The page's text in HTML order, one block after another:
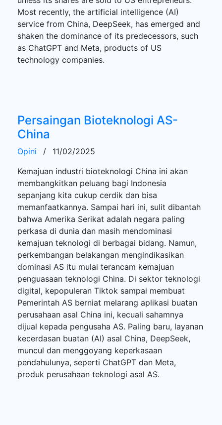
Most recently, the artificial intelligence (AI)
service from China, DeepSeek, has emerged and
shaken the dominance of its predecessors, such
as ChatGPT and Meta, products of US
technology companies.
Persaingan Bioteknologi AS-
China
Opini /
11/02/2025
Kemajuan industri bioteknologi China ini akan
membangkitkan peluang bagi Indonesia
sepanjang kita cukup cerdik dan bisa
memanfaatkannya. Sampai hari ini, sulit dibantah
bahwa Amerika Serikat adalah negara paling
perkasa di dunia dan masih mendominasi
kemajuan teknologi di berbagai bidang. Namun,
perkembangan belakangan mengindikasikan
dominasi AS itu mulai terancam kemajuan
penguasaan teknologi China. Di sektor teknologi
digital, kepopuleran Tiktok sampai membuat
Pemerintah AS berniat melarang aplikasi buatan
perusahaan asal China ini, kecuali sahamnya
dijual kepada pengusaha AS. Paling baru, layanan
kecerdasan buatan (AI) asal China, DeepSeek,
muncul dan menggoyang keperkasaan
pendahulunya, seperti ChatGPT dan Meta,
produk perusahaan teknologi asal AS.